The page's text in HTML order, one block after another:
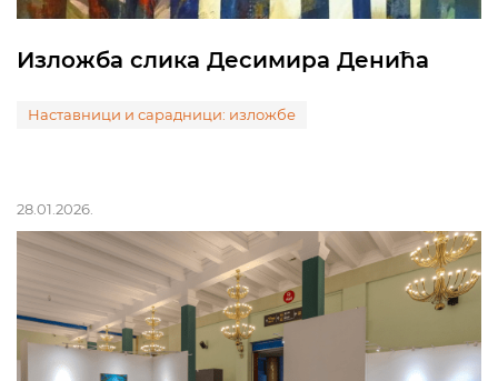
Изложба слика Десимира Денића
Наставници и сарадници: изложбе
28.01.2026.